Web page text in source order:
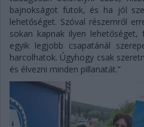
bajnokságot futok, és ha jól
lehetőséget. Szóval részemről
sokan kapnak ilyen
egyik legjobb csapatánál
harcolhatok. Úgyhogy csak
és élvezni minden pillanatát.”